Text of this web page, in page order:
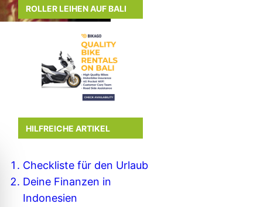
ROLLER LEIHEN AUF BALI
HILFREICHE ARTIKEL
Checkliste für den Urlaub
Deine Finanzen in
Indonesien